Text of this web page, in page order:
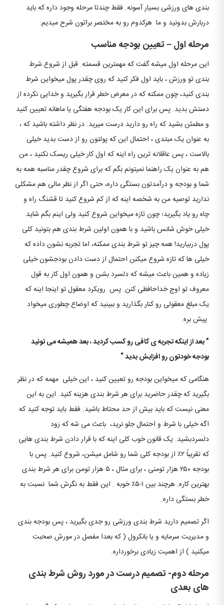
بندی های ورزشی بسیار آسونه. فقط چندتا مرحله وجود داره که باید
دربارش بدونید و ما هرکدوم رو به مختصر براتون شرح میدیم:
مرحله اول–تعیین بودجه مناسب
این مرحله اول میشه گفت که مهمترین قسمته. قبل از شروع شرط
بندی تو ورزش ، باید اول فکر کنید که روی چقدر پول میخواین شرط
بندی کنید، چون ممکنه که در معرض خطر قرار بگیرید و خدایی نکرده از
دستش بدید. پس برای این کار یک بودجه هفتگی یا ماهانه تعیین کنید
و مطمئن بشید که راه رو دارید درست میرید. در نظر داشته باشید که ،
به عنوان یک مبتدی ، احتمال این که پولتون رو از دست بدید خیلی
بالاست ، پس عاقلانه ترین راه اینه که اول کار خیلی ریسک نکنید ، من
هم به عنوان یک راهنما نمیتونم بگم که برای شروع چقدر مناسبه همه به
شما و بودجه و درآمدتون بستگی داره، حتی اگر از نظر مالی هم مشکلی
ندارید توصیه من به شخصه اینه که از کم شروع کنید تا قشنگ راه و
چاه رو یاد بگیرید؛ چون تازه میخواین شروع کنید ولی اینم بگم شاید
خیلی خوش شانس باشید و با همون اولین شرط بندی هم بتونید کلی
پول دربیارید! همه چیز تو شرط بندی ممکنه، اما تجربه نشون داده که
خیلی ها که تازه شروع میکنن احتمال از دست دادن بودجشون خیلی
زیاده و همین باعث میشه که دلسرد بشن و همون اول کار به قول
معروف تو اوج خداحافظی کنن. پس رویکرد معقول تو اینجا اینه که
یک مبلغ معقولی ​​رو کنار بگذارید و ببینید که اوضاع چطوری میخواد
پیش بره.
”بعد از اینکه تجربه ی کافی رو کسب کردید ، بعد همیشه می تونید
بودجه خودتون رو افزایش بدید“
هنگامی که میخواین بودجه رو تعیین کنید ، این خیلی مهمه که در نظر
بگیرید که چقدر حاضرید برای هر شرط بندی هزینه کنید. این به این
معنی نیست که باید بیش از حد محتاط باشید. فقط باید توجه کنید که
اگه خیلی با شرط و احتمال جلو نرید، باعث می شه که زود
دلسردبشید. یک قانون خوب کلی اینه که با قرار دادن شرط بندی هایی
که تقریباً ۲٪ از بودجه کلی شما رو شامل میشن، شروع کنید. پس با
بودجه ۲۵۰ هزار تومنی ، برای مثال ، ۵ هزار تومن برای هر شرط بندی
بهترین کاره. هرچند بین ۱-۵٪ خوبه . این فقط به نگرش شما نسبت به
خطر بستگی داره.
اگر تصمیم دارید شرط بندی ورزشی رو جدی بگیرید ، پس بودجه بندی
و مدیریت سرمایه و یا بانکرول ( که بعدا مفصل در مورش صحبت
میکنید ) از اهمیت زیادی برخورداره.
مرحله دوم- تصمیم درست در مورد روش شرط بندی
های بعدی